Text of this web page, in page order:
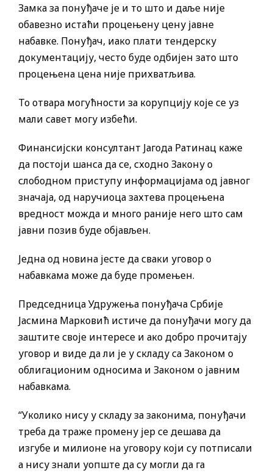
Замка за понуђаче је и то што и даље није
обавезно истаћи процењену цену јавне
набавке. Понуђач, иако плати тендерску
документацију, често буде одбијен зато што
процењена цена није прихватљива.
То отвара могућности за корупцију које се уз
мали савет могу избећи.
Финансијски консултант Јагода Ратинац каже
да постоји шанса да се, сходно Закону о
слободном приступу информацијама од јавног
значаја, од наручиоца захтева процењена
вредност можда и много раније него што сам
јавни позив буде објављен.
Једна од новина јесте да сваки уговор о
набавкама може да буде промењен.
Председница Удружења понуђача Србије
Јасмина Марковић истиче да понуђачи могу да
заштите своје интересе и ако добро прочитају
уговор и виде да ли је у складу са Законом о
облигационим односима и Законом о јавним
набавкама.
“Уколико нису у складу за законима, понуђачи
треба да траже промену јер се дешава да
изгубе и милионе на уговору који су потписали
а нису знали уопште да су могли да га